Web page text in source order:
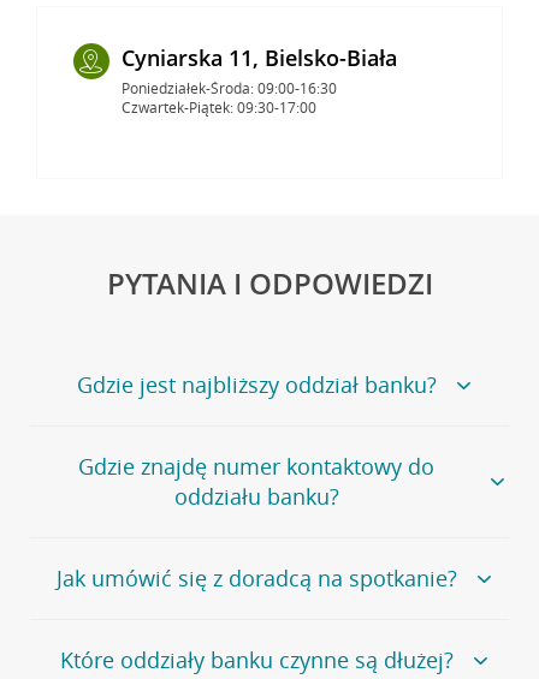
Cyniarska 11, Bielsko-Biała
Poniedziałek-Środa: 09:00-16:30
Czwartek-Piątek: 09:30-17:00
PYTANIA I ODPOWIEDZI
Gdzie jest najbliższy oddział banku?
Jeśli szukasz oddziału naszego banku, zapraszamy na
stronęPlacówki i bankomaty, na której znajduje się
wygodna wyszukiwarka.
oddziałów
Gdzie znajdę numer kontaktowy do
oddziału banku?
Bank Credit Agricole nie udostępnia ogólnego numeru
telefonu do placówki bankowej.
umówienia się z doradcą w placówce bankowej .
Jak umówić się z doradcą na spotkanie?
Jeśli jesteś już naszym
klientemmożeszsamodzielnieumówić się na spotkanie z
Które oddziały banku czynne są dłużej?